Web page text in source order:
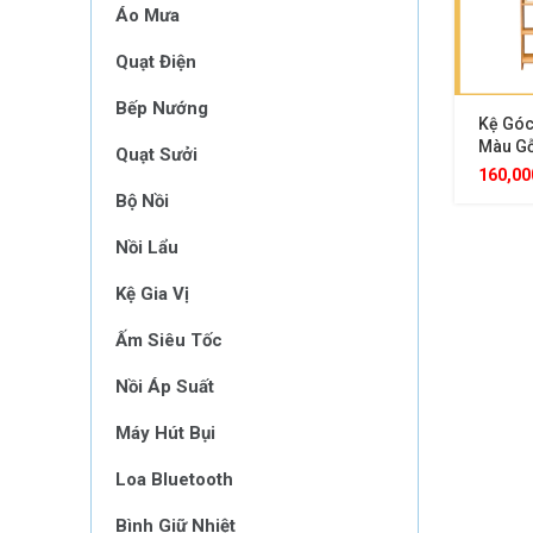
Áo Mưa
Quạt Điện
Bếp Nướng
Quạt Sưởi
Bộ Nồi
Nồi Lẩu
Kệ Gia Vị
Ấm Siêu Tốc
Nồi Áp Suất
Máy Hút Bụi
Loa Bluetooth
Bình Giữ Nhiệt
Kệ
Màu
Tiết